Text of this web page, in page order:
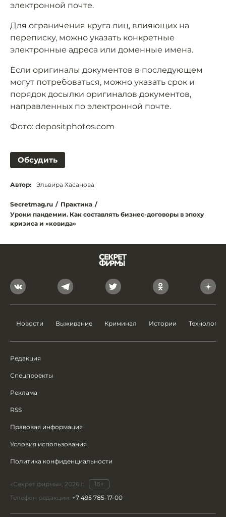
электронной почте.
Для ограничения круга лиц, влияющих на
переписку, можно указать конкретные
электронные адреса или доменные имена.
Если оригиналы документов в последующем
могут потребоваться, можно указать срок и
порядок досылки оригиналов документов,
направленных по электронной почте.
Фото: depositphotos.com
Обсудить
Автор: Эльвира Хасанова
Secretmag.ru / Практика /
Уроки пандемии. Как составлять бизнес-договоры в эпоху
кризиса и «ковида»
Новости Выживание Криминал Истории Технологии
Редакция
Спецпроекты
Реклама
RSS
Правовая информация
Условия использования
Политика конфиденциальности
«Секрет фирмы», 2026 г.
18+
Телефон редакции: +7 495 785-17-00